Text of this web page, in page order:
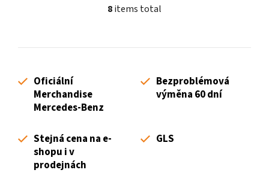
L
s
8items total
Oficiální
Merchandise
Mercedes-Benz
Bezproblémová
výměna 60 dní
Stejná cena na e-
shopu i v
prodejnách
GLS